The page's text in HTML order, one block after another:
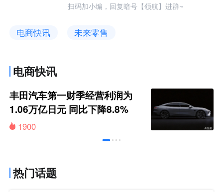
扫码加小编，回复暗号【领航】进群~
电商快讯 未来零售
电商快讯
丰田汽车第一财季经营利润为
1.06万亿日元 同比下降8.8%
1900
热门话题